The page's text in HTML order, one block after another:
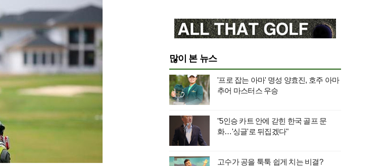
많이 본 뉴스
'프로 잡는 아마' 명성 양효진, 호주 아마
추어 마스터스 우승
"5인승 카트 안에 갇힌 한국 골프 문
화…'싱글'로 뒤집겠다"
고수가 공을 툭툭 쉽게 치는 비결?